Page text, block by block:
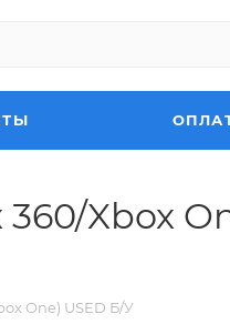
Xbox
One) USED Б/У